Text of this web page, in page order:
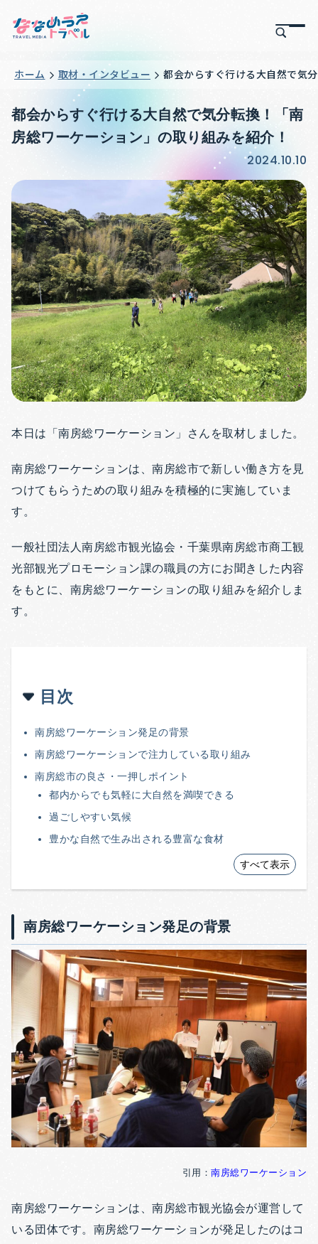
ホーム 取材・インタビュー 都会からすぐ行ける大自然で気
都会からすぐ行ける大自然で気分転換！「南
房総ワーケーション」の取り組みを紹介！
2024.10.10
本日は「南房総ワーケーション」さんを取材しました。
南房総ワーケーションは、南房総市で新しい働き方を見
つけてもらうための取り組みを積極的に実施していま
す。
一般社団法人南房総市観光協会・千葉県南房総市商工観
光部観光プロモーション課の職員の方にお聞きした内容
をもとに、南房総ワーケーションの取り組みを紹介しま
す。
目次
南房総ワーケーション発足の背景
南房総ワーケーションで注力している取り組み
南房総市の良さ・一押しポイント
都内からでも気軽に大自然を満喫できる
過ごしやすい気候
豊かな自然で生み出される豊富な食材
すべて表示
南房総ワーケーション発足の背景
引用： 南房総ワーケーション
南房総ワーケーションは、南房総市観光協会が運営して
いる団体です。南房総ワーケーションが発足したのはコ